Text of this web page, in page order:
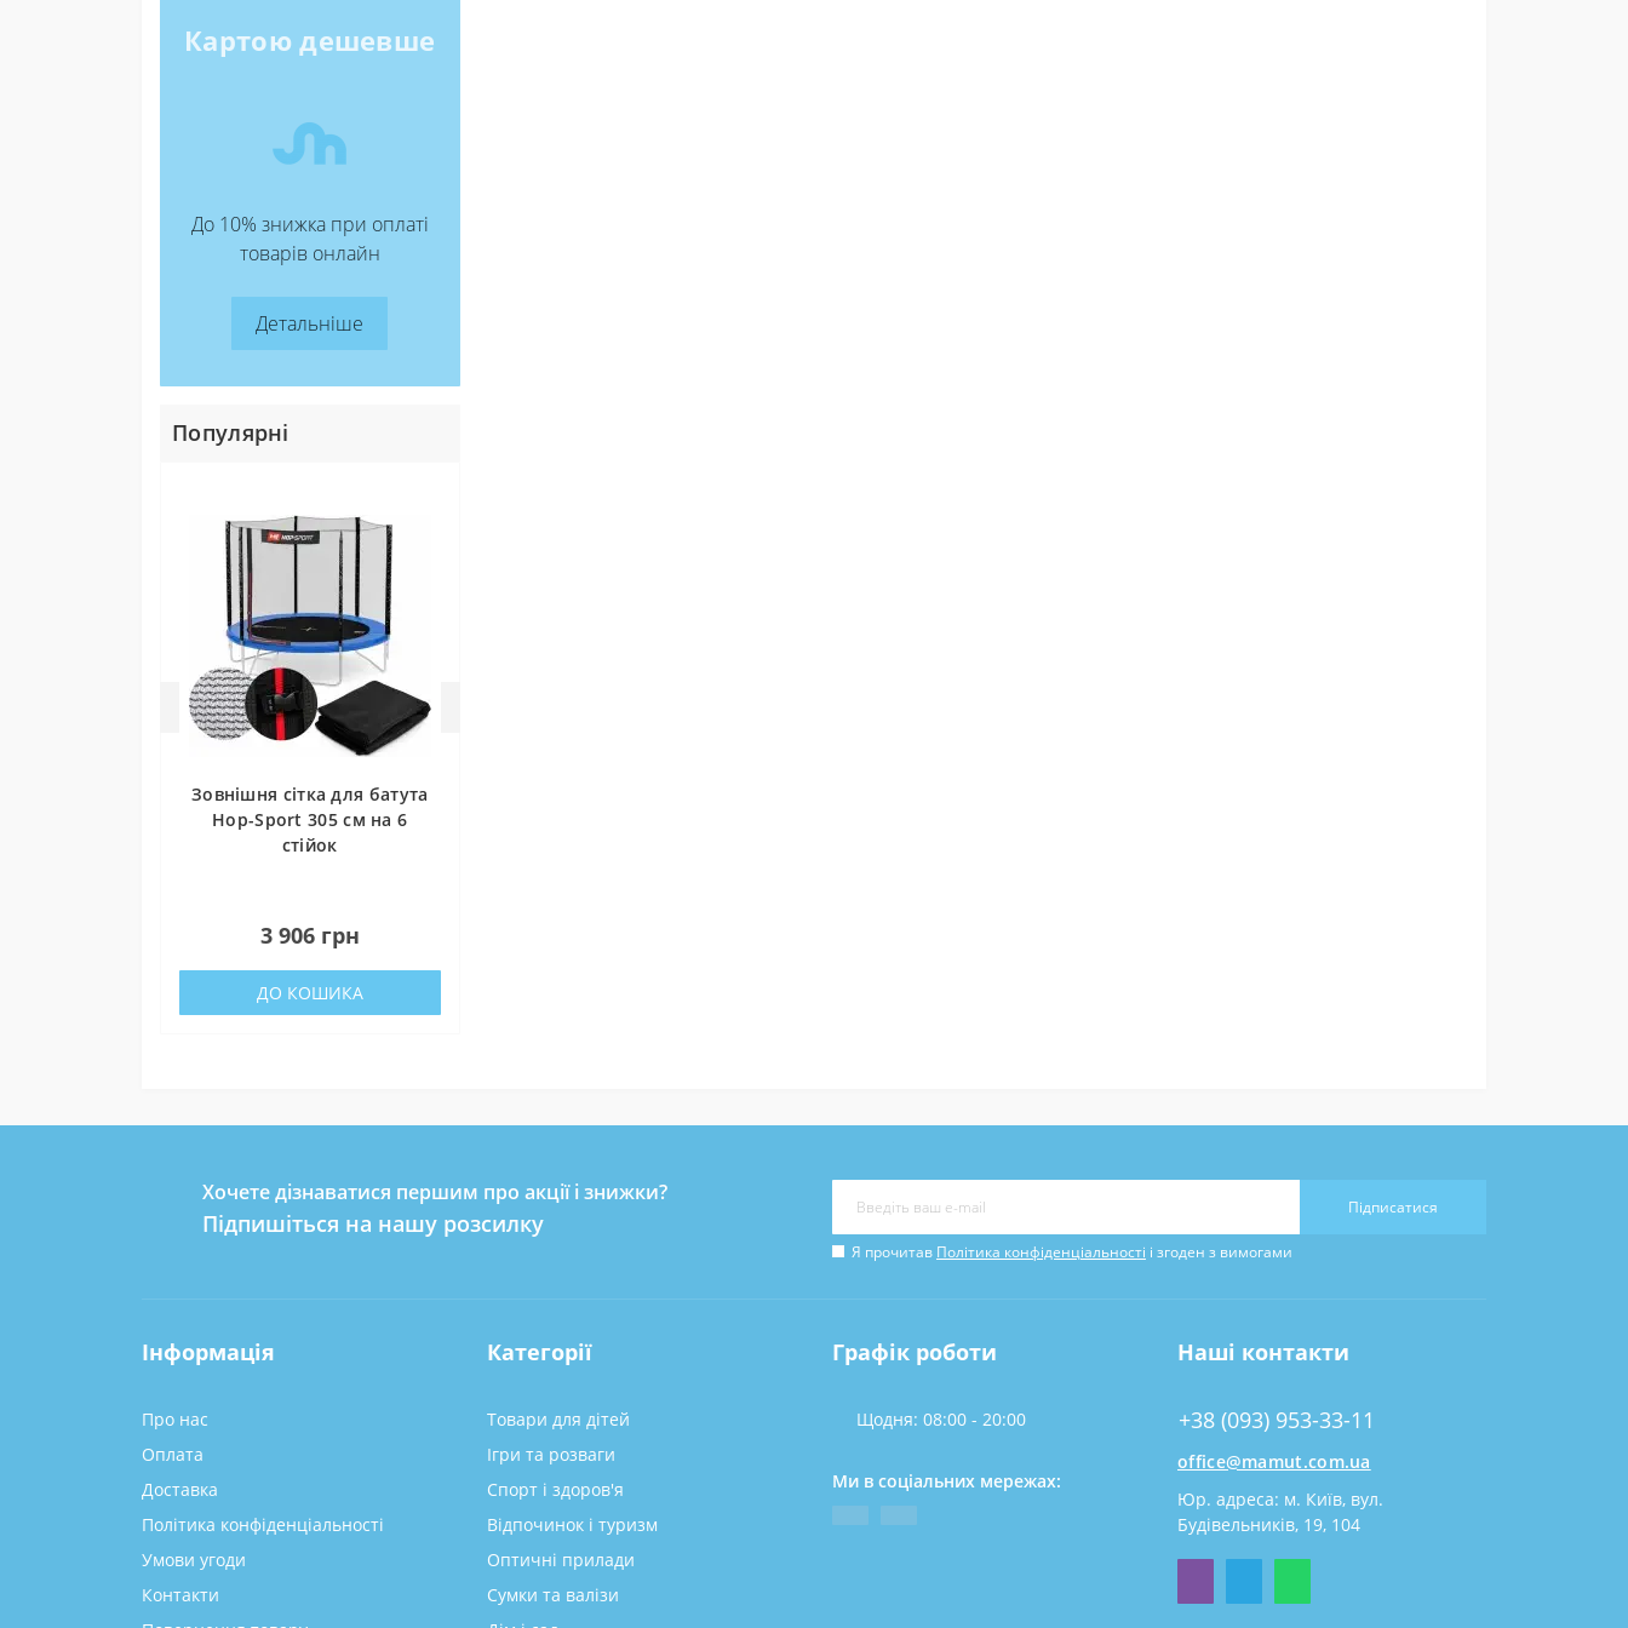
Картою дешевше
До 10% знижка при оплаті
товарів онлайн
Детальніше
Популярні
Зовнішня сітка для батута
Hop-Sport 305 см на 6
стійок
3 906 грн
ДО КОШИКА
Хочете дізнаватися першим про акції і знижки?
Підпишіться на нашу розсилку
Підписатися
Я прочитав Політика конфіденціальності і згоден з вимогами
Інформація
Про нас
Оплата
Доставка
Політика конфіденціальності
Умови угоди
Контакти
Категорії
Товари для дітей
Ігри та розваги
Спорт і здоров'я
Відпочинок і туризм
Оптичні прилади
Сумки та валізи
Графік роботи
Щодня: 08:00 - 20:00
Ми в соціальних мережах:
Наші контакти
+38 (093) 953-33-11
office@mamut.com.ua
Юр. адреса: м. Київ, вул.
Будівельників, 19, 104